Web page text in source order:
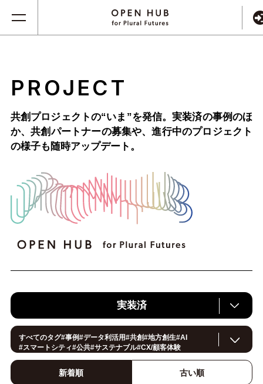
PROJECT
共創プロジェクトの“いま”を発信。実装済の事例のほ
か、共創パートナーの募集や、進行中のプロジェクト
の様子も随時アップデート。
実装済
すべてのタグ#事例#データ利活用#共創#地方創生#AI
#スマートシティ#公共#サステナブル#CX/顧客体験
イノベーション#IoT
スマートファクトリー
スマートライフ
新着順 古い順